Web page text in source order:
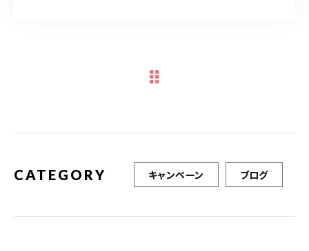
CATEGORY キャンペーン ブログ